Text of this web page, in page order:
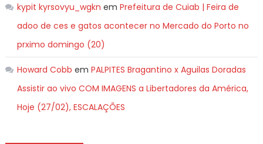
kypit kyrsovyu_wgkn em Prefeitura de Cuiab | Feira de
adoo de ces e gatos acontecer no Mercado do Porto no
prximo domingo (20)
Howard Cobb em PALPITES Bragantino x Aguilas Doradas
Assistir ao vivo COM IMAGENS a Libertadores da América,
Hoje (27/02), ESCALAÇÕES